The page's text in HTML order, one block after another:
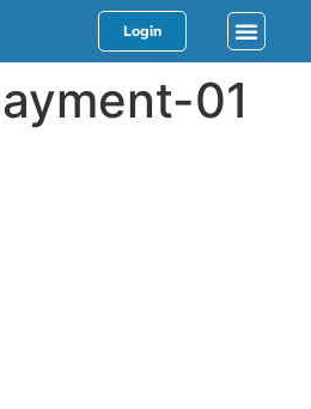
Login
01